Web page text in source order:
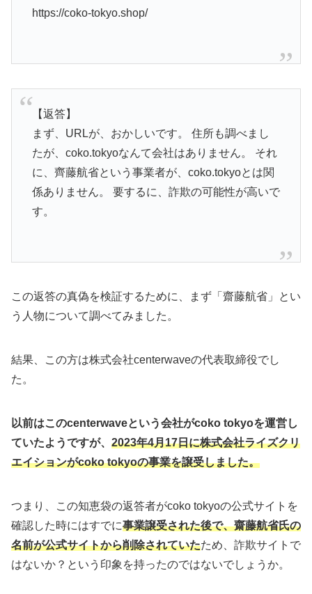
https://coko-tokyo.shop/
【返答】
まず、URLが、おかしいです。 住所も調べまし
たが、coko.tokyoなんて会社はありません。 それ
に、齊藤航省という事業者が、coko.tokyoとは関
係ありません。 要するに、詐欺の可能性が高いで
す。
この返答の真偽を検証するために、まず「齋藤航省」とい
う人物について調べてみました。
結果、この方は株式会社centerwaveの代表取締役でし
た。
以前はこのcenterwaveという会社がcoko tokyoを運営し
ていたようですが、 2023年4月17日に株式会社ライズクリ
エイションがcoko tokyoの事業を譲受しました。
つまり、この知恵袋の返答者がcoko tokyoの公式サイトを
確認した時にはすでに事業譲受された後で、齋藤航省氏の
名前が公式サイトから削除されていたため、詐欺サイトで
はないか？という印象を持ったのではないでしょうか。